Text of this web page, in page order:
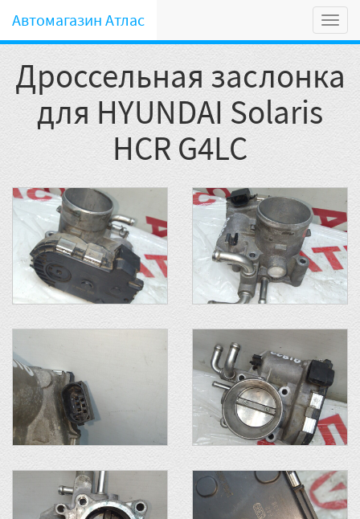
Автомагазин Атлас
Дроссельная заслонка
для HYUNDAI Solaris
HCR G4LC